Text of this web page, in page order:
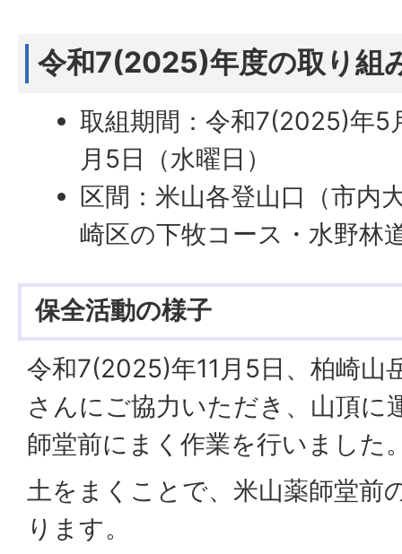
令和7(2025)年度の取り組
取組期間：令和7(2025)年5
月5日（水曜日）
区間：米山各登山口（市内
崎区の下牧コース・水野林
保全活動の様子
令和7(2025)年11月5日、柏崎山
さんにご協力いただき、山頂に
師堂前にまく作業を行いました
土をまくことで、米山薬師堂前
ります。